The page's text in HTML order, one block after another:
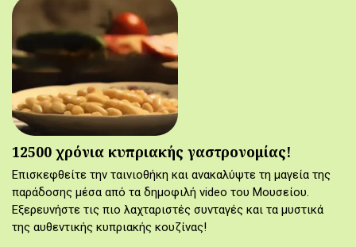
12500 χρόνια κυπριακής γαστρονομίας!
Επισκεφθείτε την ταινιοθήκη και ανακαλύψτε τη μαγεία της
παράδοσης μέσα από τα δημοφιλή video του Μουσείου.
Εξερευνήστε τις πιο λαχταριστές συνταγές και τα μυστικά
της αυθεντικής κυπριακής κουζίνας!